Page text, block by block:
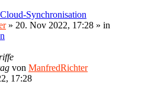
Synchronisation
» 20. Nov 2022, 17:28 » in
von ManfredRichter
17:28